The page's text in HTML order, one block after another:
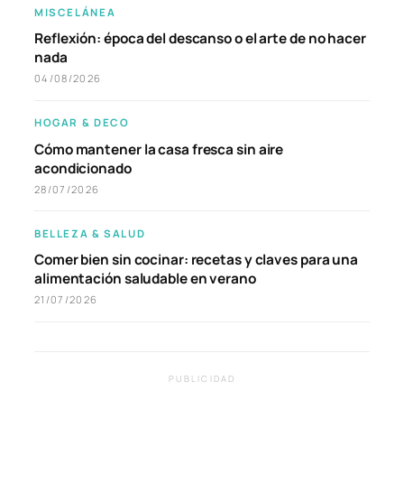
MISCELÁNEA
Reflexión: época del descanso o el arte de no hacer
nada
04/08/2026
HOGAR & DECO
Cómo mantener la casa fresca sin aire
acondicionado
28/07/2026
BELLEZA & SALUD
Comer bien sin cocinar: recetas y claves para una
alimentación saludable en verano
21/07/2026
PUBLICIDAD